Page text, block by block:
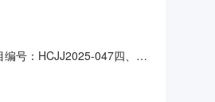
号：HCJJ2025-047四、采
自主申报）91331002MA2